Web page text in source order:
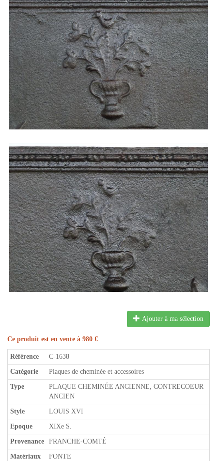
Ajouter à ma sélection
Ce produit est en vente à 980 €
Référence C-1638
Catégorie Plaques de cheminée et accessoires
Type
PLAQUE CHEMINÉE ANCIENNE, CONTRECOEUR
ANCIEN
Style LOUIS XVI
Epoque XIXe S.
Provenance FRANCHE-COMTÉ
Matériaux FONTE